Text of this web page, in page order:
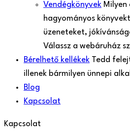
Vendégkönyvek
hagyományos
üzeneteket,
Válassz a webáruház
Bérelhető kellékek Tedd
illenek bármilyen ünnepi
Blog
Kapcsolat
Kapcsolat